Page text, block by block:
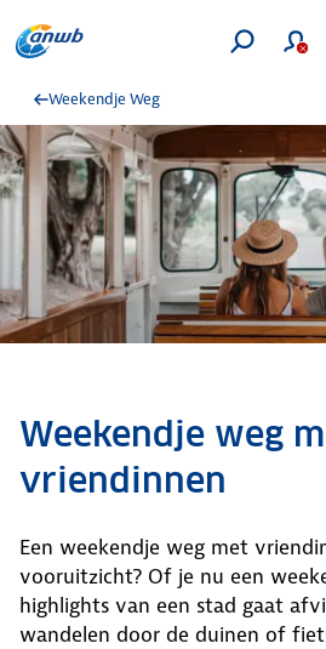
Weekendje Weg
Weekendje weg
vriendinnen
Een weekendje weg met
vooruitzicht? Of je nu een
highlights van een stad gaat
wandelen door de duinen of